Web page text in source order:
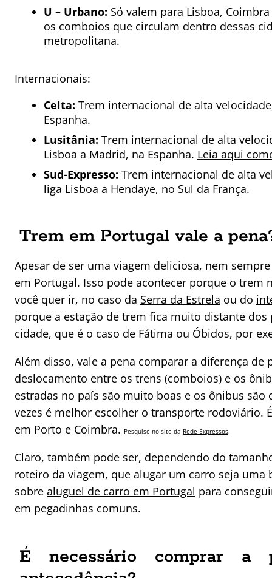
U – Urbano: Só valem para Lisboa,
os comboios que circulam dentro dessas
metropolitana.
Internacionais:
Celta: Trem internacional de alta
Espanha.
Lusitânia: Trem internacional de alta
Lisboa a Madrid, na Espanha. Leia aqui
Sud-Expresso: Trem internacional de alta
liga Lisboa a Hendaye, no Sul da França.
Trem em Portugal vale a
Apesar de ser uma viagem deliciosa, nem
em Portugal. Isso pode acontecer porque o trem
você quer ir, no caso da Serra da Estrela ou do
porque a estação de trem fica muito distante
cidade, que é o caso de Fátima ou Óbidos, por
Além disso, vale a pena comparar a diferença de
deslocamento entre os trens (comboios) e os
estradas no país são muito boas e os ônibus são
vezes é melhor escolher o transporte rodoviário.
em Porto e Coimbra. Pesquise no site da Rede-Expressos.
Claro, também pode ser, dependendo do
roteiro da viagem, que alugar um carro seja uma
sobre aluguel de carro em Portugal para
em pegadinhas comuns.
É necessário comprar a